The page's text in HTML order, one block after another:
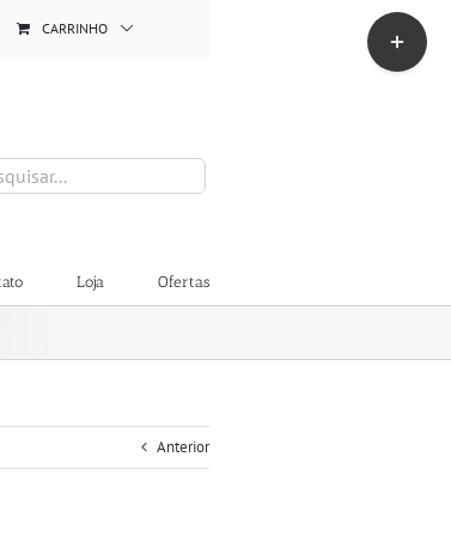
CARRINHO
Loja Ofertas
Anterior
Toggle
Sliding
Bar